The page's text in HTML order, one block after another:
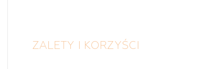
ZALETY I KORZYŚCI